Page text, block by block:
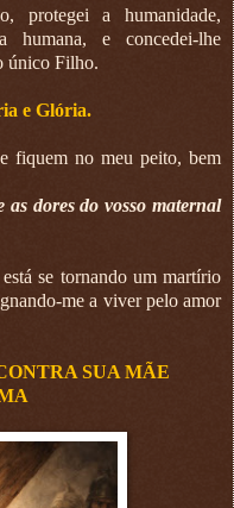
protegei a humanidade,
humana, e concedei-lhe
único Filho.
e Glória.
fiquem no meu peito, bem
dores do vosso maternal
se tornando um martírio
me a viver pelo amor
SUA MÃE